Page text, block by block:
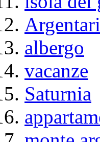
albergo
vacanze
Saturnia